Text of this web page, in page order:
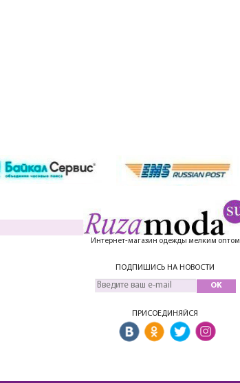
Интернет-магазин одежды мелким оптом
ПОДПИШИСЬ НА НОВОСТИ
OK
ПРИСОЕДИНЯЙСЯ